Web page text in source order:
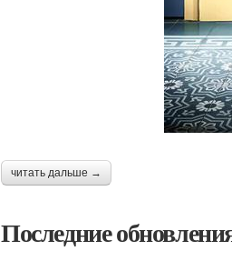
читать дальше →
Последние